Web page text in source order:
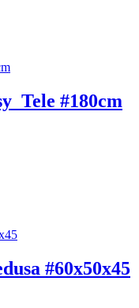
#180cm
#60x50x45